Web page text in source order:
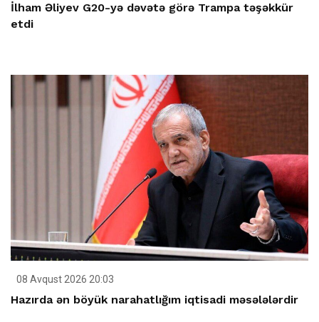
İlham Əliyev G20-yə dəvətə görə Trampa təşəkkür
etdi
08 Avqust 2026 20:03
Hazırda ən böyük narahatlığım iqtisadi məsələlərdir